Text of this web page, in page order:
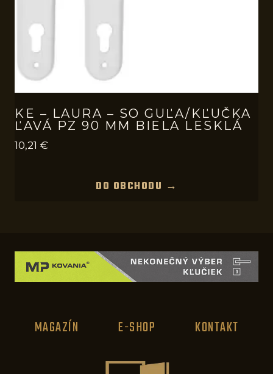
KE – LAURA – SO GUĽA/KĽUČKA
ĽAVÁ PZ 90 MM BIELA LESKLÁ
10,21 €
DO OBCHODU →
MAGAZÍN E-SHOP KONTAKT